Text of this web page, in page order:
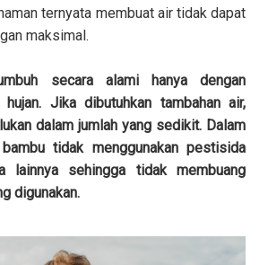
ternyata membuat air tidak dapat
maksimal.
secara alami hanya dengan
hujan. Jika dibutuhkan tambahan air,
dalam jumlah yang sedikit. Dalam
bambu tidak menggunakan pestisida
lainnya sehingga tidak membuang
digunakan.